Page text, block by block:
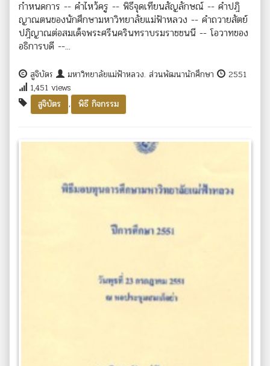
กำหนดการ -- คำไหว้ครู -- พิธีจุดเทียนสัญลักษณ์ -- คำปฎิ
ญาณตนของนักศึกษามหาวิทยาลัยแม่ฟ้าหลวง -- คำถวายสัตย์
ปฎิญาณต่อสมเด็จพระศรีนครินทราบรมราชชนนี -- โอวาทของ
อธิการบดี --...
สูจิบัตร มหาวิทยาลัยแม่ฟ้าหลวง. ส่วนพัฒนานักศึกษา
2551
1,451 views
สูจิบัตร
, พิธี กิจกรรม